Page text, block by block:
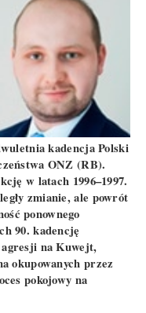
kadencja Polski
ONZ (RB).
w latach 1996–1997.
zmianie, ale powrót
ponownego
90. kadencję
na Kuwejt,
okupowanych przez
pokojowy na